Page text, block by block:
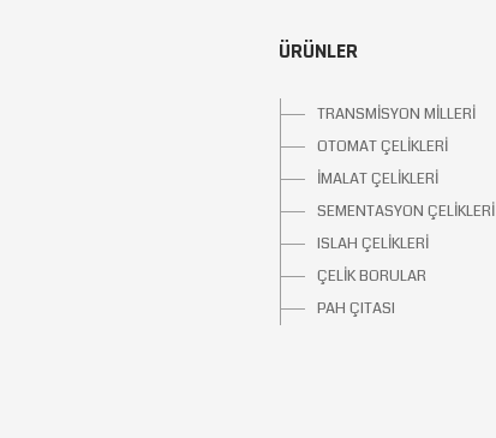
ÜRÜNLER
TRANSMİSYON MİLLERİ
OTOMAT ÇELİKLERİ
İMALAT ÇELİKLERİ
SEMENTASYON ÇELİKLERİ
ISLAH ÇELİKLERİ
ÇELİK BORULAR
PAH ÇITASI